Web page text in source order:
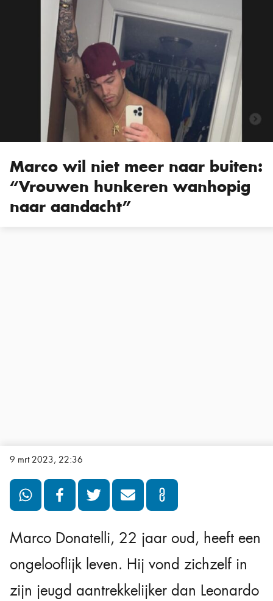
Marco wil niet meer naar buiten:
“Vrouwen hunkeren wanhopig
naar aandacht”
9 mrt 2023, 22:36
Marco Donatelli, 22 jaar oud, heeft een
ongelooflijk leven. Hij vond zichzelf in
zijn jeugd aantrekkelijker dan Leonardo